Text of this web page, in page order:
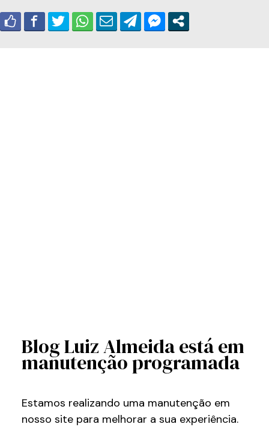
Blog Luiz Almeida está em
manutenção programada
Estamos realizando uma manutenção em
nosso site para melhorar a sua experiência.